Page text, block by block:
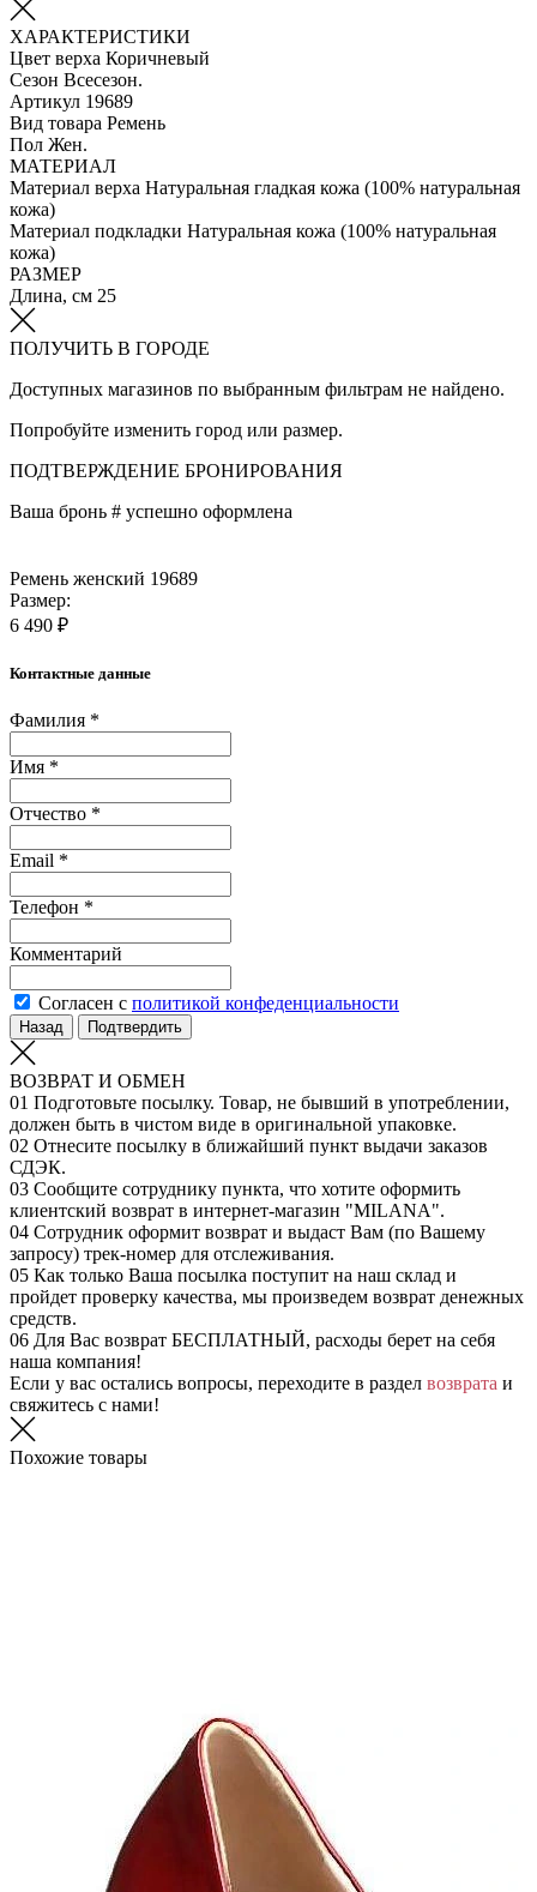
ХАРАКТЕРИСТИКИ
Цвет верха Коричневый
Сезон Всесезон.
Артикул 19689
Вид товара Ремень
Пол Жен.
МАТЕРИАЛ
Материал верха Натуральная гладкая кожа (100% натуральная
кожа)
Материал подкладки Натуральная кожа (100% натуральная
кожа)
РАЗМЕР
Длина, см 25
ПОЛУЧИТЬ В ГОРОДЕ
Доступных магазинов по выбранным фильтрам не найдено.
Попробуйте изменить город или размер.
ПОДТВЕРЖДЕНИЕ БРОНИРОВАНИЯ
Ваша бронь # успешно оформлена
Ремень женский 19689
Размер:
6 490 ₽
Контактные данные
Фамилия *
Имя *
Отчество *
Email *
Телефон *
Комментарий
Согласен с политикой конфеденциальности
Назад Подтвердить
ВОЗВРАТ И ОБМЕН
01 Подготовьте посылку. Товар, не бывший в употреблении,
должен быть в чистом виде в оригинальной упаковке.
02 Отнесите посылку в ближайший пункт выдачи заказов
СДЭК.
03 Сообщите сотруднику пункта, что хотите оформить
клиентский возврат в интернет-магазин "MILANA".
04 Сотрудник оформит возврат и выдаст Вам (по Вашему
запросу) трек-номер для отслеживания.
05 Как только Ваша посылка поступит на наш склад и
пройдет проверку качества, мы произведем возврат денежных
средств.
06 Для Вас возврат БЕСПЛАТНЫЙ, расходы берет на себя
наша компания!
Если у вас остались вопросы, переходите в раздел возврата и
свяжитесь с нами!
Похожие товары